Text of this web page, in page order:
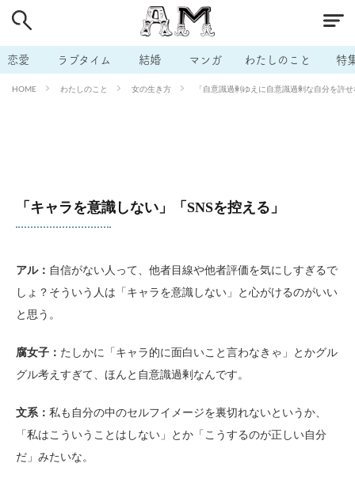
恋愛 ラブタイム 結婚 マンガ わたしのこと 特
HOME わたしのこと 女の生き方 「自意識過剰ゆえに自意識過剰な自分を許
「キャラを意識しない」「SNSを控える」
アル： 自信がない人って、他者目線や他者評価を気にしすぎるで
しょ？そういう人は「キャラを意識しない」と心がけるのがいい
と思う。
腐女子： たしかに「キャラ的に面白いこと言わなきゃ」とかグル
グル考えすぎて、ほんと自意識過剰なんです。
文系： 私も自分の中のセルフイメージを裏切れないというか、
「私はこういうことはしない」とか「こうするのが正しい自分
だ」みたいな。
# 男の本音 # セフレ
# 不倫 # 出会う方法 # マッチングアプリ
# ラブグッズ # 体の相性 # イケない